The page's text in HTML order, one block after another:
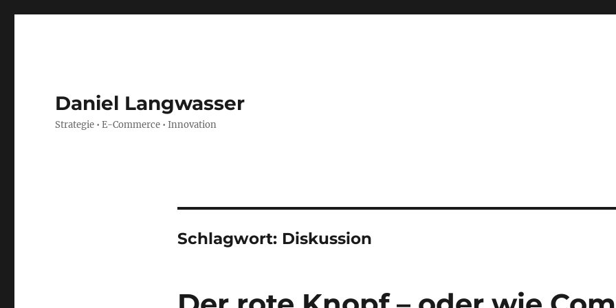
Daniel Langwasser
Strategie • E-Commerce • Innovation
Schlagwort: Diskussion